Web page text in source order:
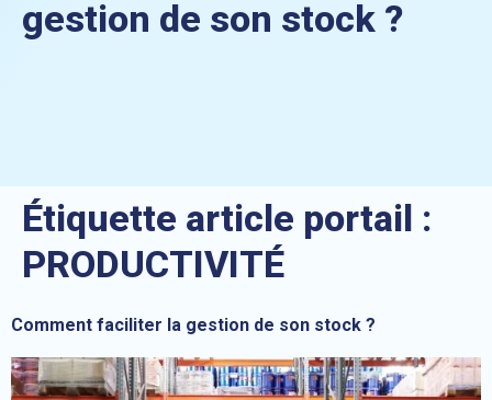
gestion de son stock ?
Étiquette article portail :
PRODUCTIVITÉ
Comment faciliter la gestion de son stock ?